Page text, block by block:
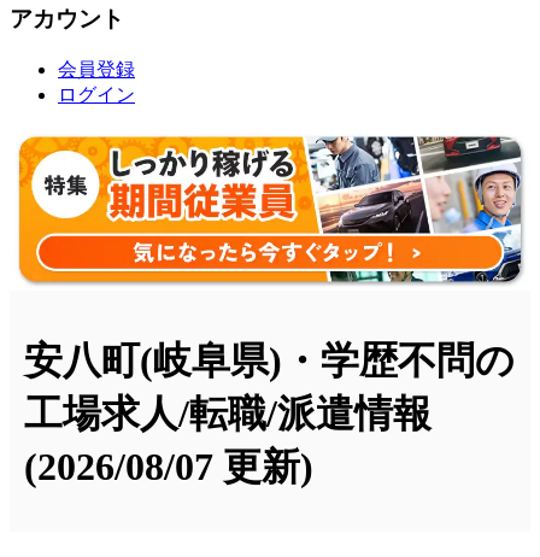
アカウント
会員登録
ログイン
安八町(岐阜県)・学歴不問の
工場求人/転職/派遣情報
(2026/08/07 更新)